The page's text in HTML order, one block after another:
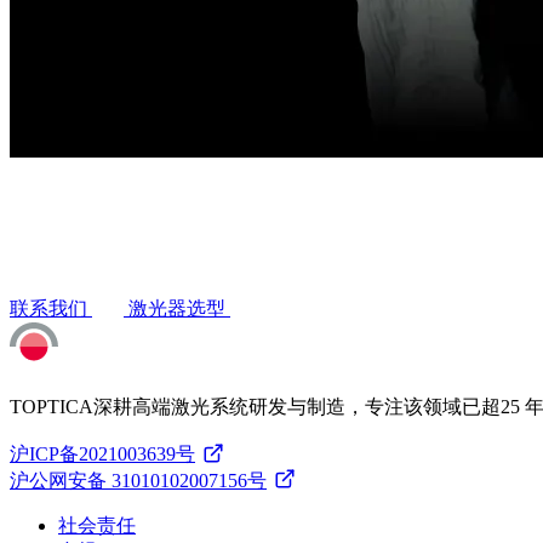
联系我们 激光器选型
TOPTICA深耕高端激光系统研发与制造，专注该领域已超25
沪ICP备2021003639号
沪公网安备 31010102007156号
社会责任